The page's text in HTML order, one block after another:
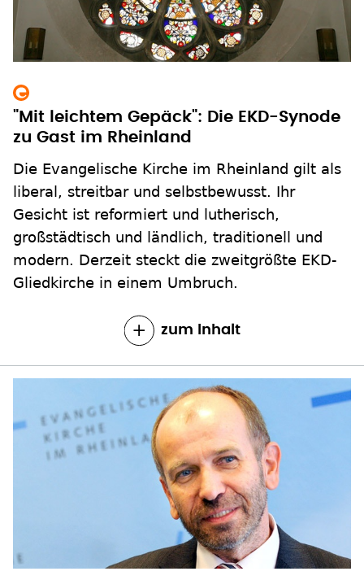
"Mit leichtem Gepäck": Die EKD-Synode
zu Gast im Rheinland
Die Evangelische Kirche im Rheinland gilt als
liberal, streitbar und selbstbewusst. Ihr
Gesicht ist reformiert und lutherisch,
großstädtisch und ländlich, traditionell und
modern. Derzeit steckt die zweitgrößte EKD-
Gliedkirche in einem Umbruch.
zum Inhalt